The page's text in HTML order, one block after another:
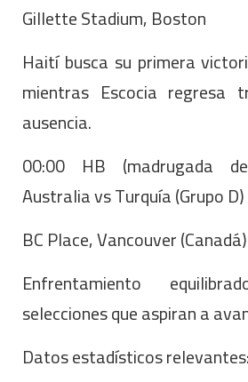
Gillette Stadium, Boston
Haití busca su primera
mientras Escocia regresa
ausencia.
00:00 HB (madrugada
Australia vs Turquía (Grupo D)
BC Place, Vancouver (Canadá)
Enfrentamiento
selecciones que aspiran a
Datos estadísticos relevantes: